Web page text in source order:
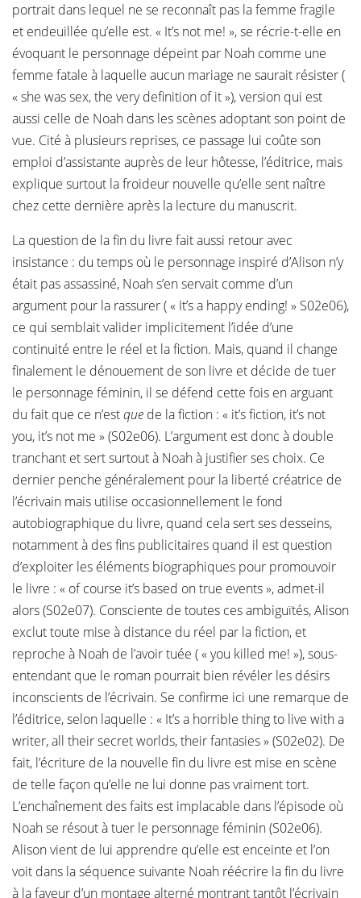
portrait dans lequel ne se reconnaît pas la femme fragile
et endeuillée qu’elle est. « It’s not me! », se récrie-t-elle en
évoquant le personnage dépeint par Noah comme une
femme fatale à laquelle aucun mariage ne saurait résister (
« she was sex, the very definition of it »), version qui est
aussi celle de Noah dans les scènes adoptant son point de
vue. Cité à plusieurs reprises, ce passage lui coûte son
emploi d’assistante auprès de leur hôtesse, l’éditrice, mais
explique surtout la froideur nouvelle qu’elle sent naître
chez cette dernière après la lecture du manuscrit.
La question de la fin du livre fait aussi retour avec
insistance : du temps où le personnage inspiré d’Alison n’y
était pas assassiné, Noah s’en servait comme d’un
argument pour la rassurer ( « It’s a happy ending! » S02e06),
ce qui semblait valider implicitement l’idée d’une
continuité entre le réel et la fiction. Mais, quand il change
finalement le dénouement de son livre et décide de tuer
le personnage féminin, il se défend cette fois en arguant
du fait que ce n’estque de la fiction : « it’s fiction, it’s not
you, it’s not me » (S02e06). L’argument est donc à double
tranchant et sert surtout à Noah à justifier ses choix. Ce
dernier penche généralement pour la liberté créatrice de
l’écrivain mais utilise occasionnellement le fond
autobiographique du livre, quand cela sert ses desseins,
notamment à des fins publicitaires quand il est question
d’exploiter les éléments biographiques pour promouvoir
le livre : « of course it’s based on true events », admet-il
alors (S02e07). Consciente de toutes ces ambiguïtés, Alison
exclut toute mise à distance du réel par la fiction, et
reproche à Noah de l’avoir tuée ( « you killed me! »), sous-
entendant que le roman pourrait bien révéler les désirs
inconscients de l’écrivain. Se confirme ici une remarque de
l’éditrice, selon laquelle : « It’s a horrible thing to live with a
writer, all their secret worlds, their fantasies » (S02e02). De
fait, l’écriture de la nouvelle fin du livre est mise en scène
de telle façon qu’elle ne lui donne pas vraiment tort.
L’enchaînement des faits est implacable dans l’épisode où
Noah se résout à tuer le personnage féminin (S02e06).
Alison vient de lui apprendre qu’elle est enceinte et l’on
voit dans la séquence suivante Noah réécrire la fin du livre
à la faveur d’un montage alterné montrant tantôt l’écrivain